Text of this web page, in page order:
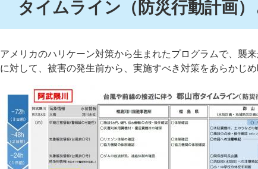
タイムライン（防災行動計画
アメリカのハリケーン対策から生まれたプログラムで、襲
に対して、被害の発生前から、実施すべき対策をあらかじ